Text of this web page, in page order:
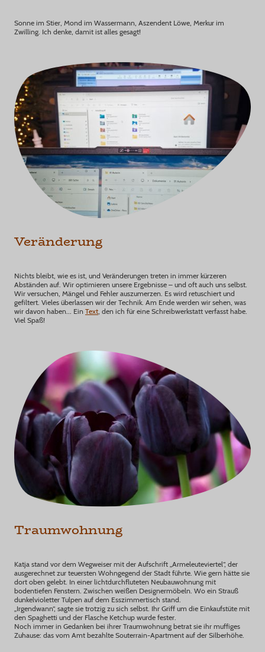
Sonne im Stier, Mond im Wassermann, Aszendent Löwe, Merkur im
Zwilling. Ich denke, damit ist alles gesagt!
Veränderung
Nichts bleibt, wie es ist, und Veränderungen treten in immer kürzeren
Abständen auf. Wir optimieren unsere Ergebnisse – und oft auch uns selbst.
Wir versuchen, Mängel und Fehler auszumerzen. Es wird retuschiert und
gefiltert. Vieles überlassen wir der Technik. Am Ende werden wir sehen, was
wir davon haben... Ein Text , den ich für eine Schreibwerkstatt verfasst habe.
Viel Spaß!
Traumwohnung
Katja stand vor dem Wegweiser mit der Aufschrift „Armeleuteviertel“, der
ausgerechnet zur teuersten Wohngegend der Stadt führte. Wie gern hätte sie
dort oben gelebt. In einer lichtdurchfluteten Neubauwohnung mit
bodentiefen Fenstern. Zwischen weißen Designermöbeln. Wo ein Strauß
dunkelvioletter Tulpen auf dem Esszimmertisch stand.
„Irgendwann“, sagte sie trotzig zu sich selbst. Ihr Griff um die Einkaufstüte mit
den Spaghetti und der Flasche Ketchup wurde fester.
Noch immer in Gedanken bei ihrer Traumwohnung betrat sie ihr muffiges
Zuhause: das vom Amt bezahlte Souterrain-Apartment auf der Silberhöhe.